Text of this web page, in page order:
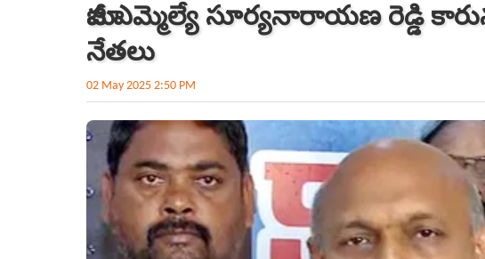
మాజీ ఎమ్మెల్యే సూర్యనారాయణ రెడ్డి
నేత‌లు
02 May 2025 2:50 PM